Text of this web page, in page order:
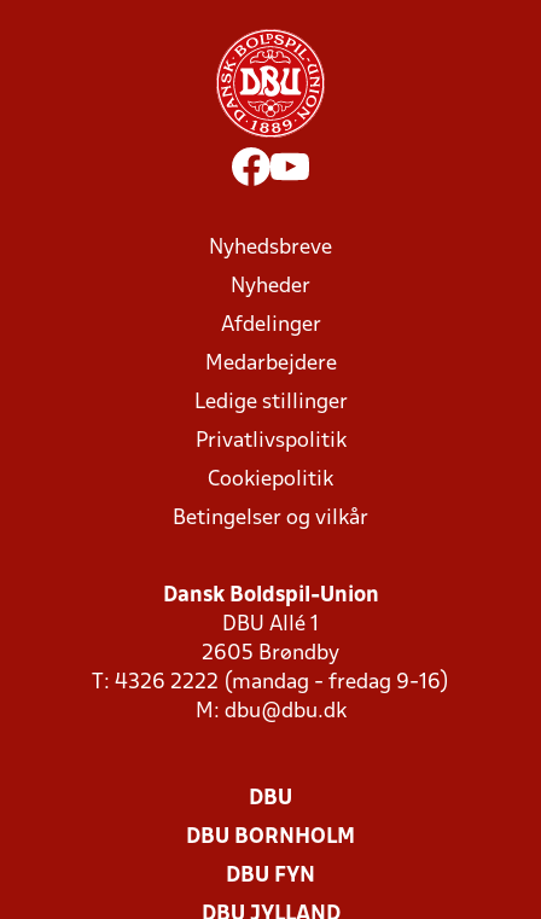
Nyhedsbreve
Nyheder
Afdelinger
Medarbejdere
Ledige stillinger
Privatlivspolitik
Cookiepolitik
Betingelser og vilkår
Dansk Boldspil-Union
DBU Allé 1
2605 Brøndby
T: 4326 2222 (mandag - fredag 9-16)
M: dbu@dbu.dk
DBU
DBU BORNHOLM
DBU FYN